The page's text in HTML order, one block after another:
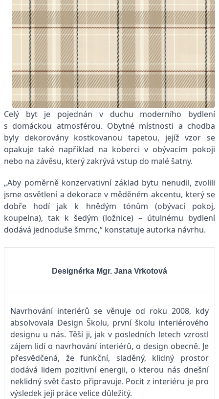
Celý byt je pojednán v duchu moderního bydlení
s domáckou atmosférou. Obytné místnosti a chodba
byly dekorovány kostkovanou tapetou, jejíž vzor se
opakuje také například na koberci v obývacím pokoji
nebo na závěsu, který zakrývá vstup do malé šatny.
„Aby poměrně konzervativní základ bytu nenudil, zvolili
jsme osvětlení a dekorace v měděném akcentu, který se
dobře hodí jak k hnědým tónům (obývací pokoj,
koupelna), tak k šedým (ložnice) – útulnému bydlení
dodává jednoduše šmrnc,“ konstatuje autorka návrhu.
Designérka Mgr. Jana Vrkotová
Navrhování interiérů se věnuje od roku 2008, kdy
absolvovala Design Školu, první školu interiérového
designu u nás. Těší ji, jak v posledních letech vzrostl
zájem lidí o navrhování interiérů, o design obecně. Je
přesvědčená, že funkční, sladěný, klidný prostor
dodává lidem pozitivní energii, o kterou nás dnešní
neklidný svět často připravuje. Pocit z interiéru je pro
výsledek její práce velice důležitý.